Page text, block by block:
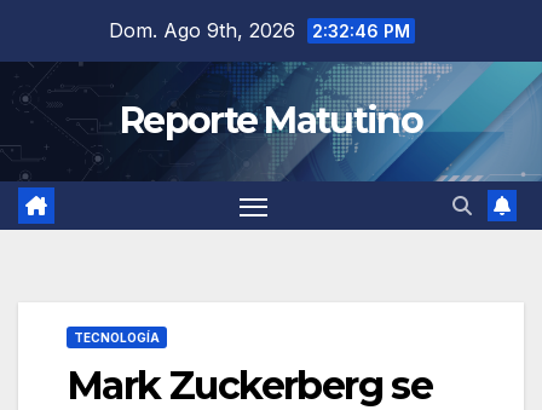
contenido
Dom. Ago 9th, 2026 2:32:47 PM
Reporte Matutino
TECNOLOGÍA
Mark Zuckerberg se